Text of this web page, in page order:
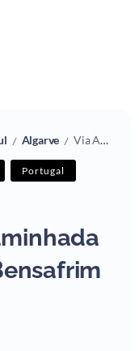
/ Algarve / Via Algarviana: caminhada de Monchique a Bensafrim em 2 etapas
Portugal